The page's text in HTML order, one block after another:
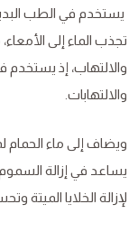
يستخدم في الطب
تجذب الماء إلى
والالتهاب، إذ يستخدم
والالتهابات.
ويضاف إلى ماء الحمام
يساعد في إزالة
لإزالة الخلايا الميتة